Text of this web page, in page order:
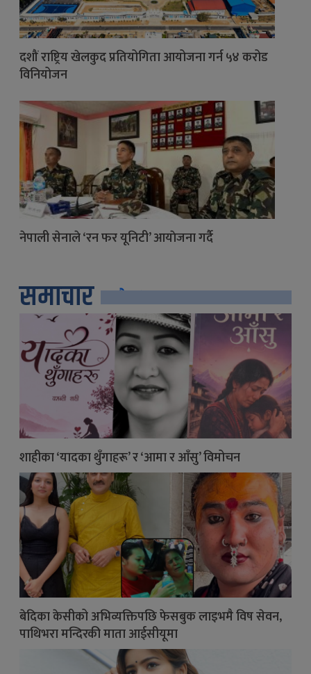
दशौं राष्ट्रिय खेलकुद प्रतियोगिता आयोजना गर्न ५४ करोड
विनियोजन
नेपाली सेनाले ‘रन फर यूनिटी’ आयाेजना गर्दै
समाचार सबै
शाहीका ‘यादका थुँगाहरू’ र ‘आमा र आँसु’ विमोचन
बेदिका केसीको अभिव्यक्तिपछि फेसबुक लाइभमै विष सेवन,
पाथिभरा मन्दिरकी माता आईसीयूमा